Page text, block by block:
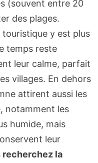
(souvent entre 20
des plages.
y est plus
temps reste
leur calme, parfait
villages. En dehors
attirent aussi les
notamment les
humide, mais
leur
recherchez la